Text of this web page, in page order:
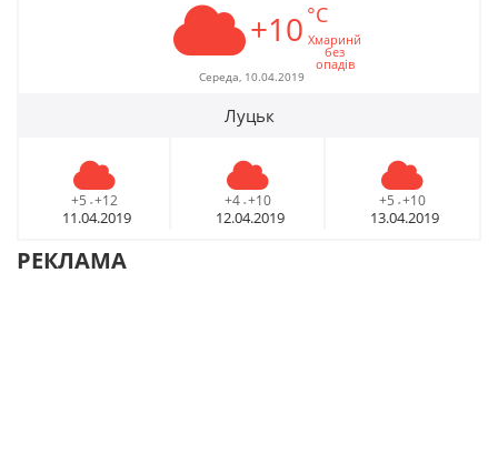
+10 °C
Хмаринй
без
опадів
Середа, 10.04.2019
Луцьк
+5 - +12
11.04.2019
+4 - +10
12.04.2019
+5 - +10
13.04.2019
РЕКЛАМА